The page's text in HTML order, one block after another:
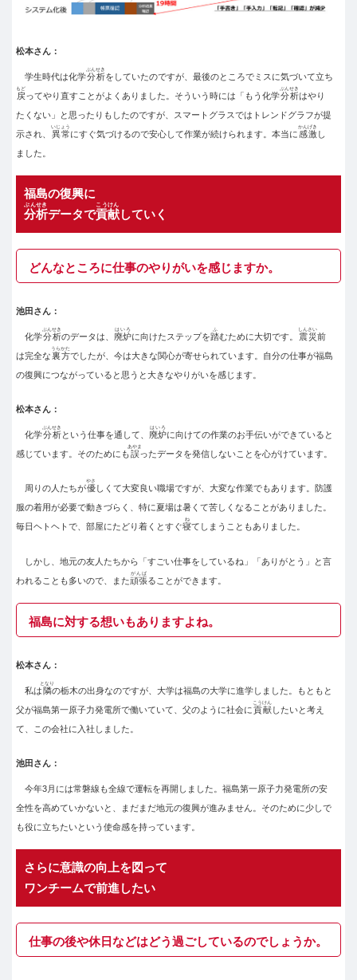
松本さん：
学生時代は化学分析
ぶんせき
をしていたのですが、最後のところでミスに気づいて立ち
戻
もど
ってやり直すことがよくありました。そういう時には「もう化学分析
ぶんせき
はやり
たくない」と思ったりもしたのですが、スマートグラスではトレンドグラフが提
示され、 異常
いじょう
にすぐ気づけるので安心して作業が続けられます。本当に感激
かんげき
し
ました。
福島の復興に
分析
ぶんせき
データで貢献
こうけん
していく
どんなところに仕事のやりがいを感じますか。
池田さん：
化学分析
ぶんせき
のデータは、 廃炉
はいろ
に向けたステップを踏
ふ
むために大切です。 震災
しんさい
前
は完全な裏方
うらかた
でしたが、今は大きな関心が寄せられています。自分の仕事が福島
の復興につながっていると思うと大きなやりがいを感じます。
松本さん：
化学分析
ぶんせき
という仕事を通して、 廃炉
はいろ
に向けての作業のお手伝いができていると
感じています。そのためにも誤
あやま
ったデータを発信しないことを心がけています。
周りの人たちが優
やさ
しくて大変良い職場ですが、大変な作業でもあります。防護
服の着用が必要で動きづらく、特に夏場は暑くて苦しくなることがありました。
毎日ヘトヘトで、部屋にたどり着くとすぐ寝
ね
てしまうこともありました。
しかし、地元の友人たちから「すごい仕事をしているね」「ありがとう」と言
われることも多いので、また頑張
がんば
ることができます。
福島に対する想いもありますよね。
松本さん：
私は隣
となり
の栃木の出身なのですが、大学は福島の大学に進学しました。もともと
父が福島第一原子力発電所で働いていて、父のように社会に貢献
こうけん
したいと考え
て、この会社に入社しました。
池田さん：
今年3月には常磐線も全線で運転を再開しました。福島第一原子力発電所の安
全性を高めていかないと、まだまだ地元の復興が進みません。そのために少しで
も役に立ちたいという使命感を持っています。
さらに意識の向上を図って
ワンチームで前進したい
仕事の後や休日などはどう過ごしているのでしょうか。